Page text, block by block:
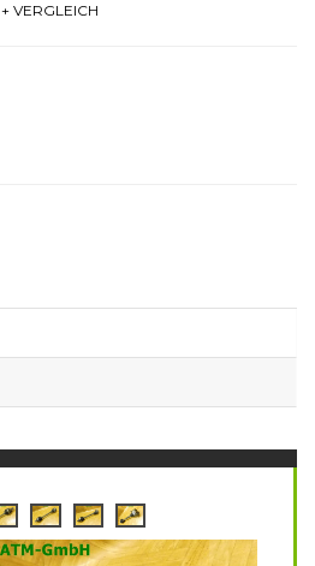
+ VERGLEICH